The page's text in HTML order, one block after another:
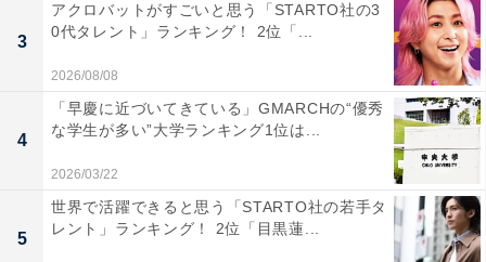
て、経済的な支援制度も充実しており、落ち着いた環境
とのバランスが魅力的です」（20代男性／福井県）、
「新幹線も停まるし、車を持っていることは必須かもし
れないが、自然もあり商業施設もあるのでいいかなと思
った」（30代男性／北海道）、「教育に力を入れている
県であり、情報関が素晴らしく整備されていると聞きま
した」（40代女性／大阪府）といった声が集まりまし
た。
3
アクロバットがすごいと思う「STARTO社の3
0代タレント」ランキング！ 2位「...
2026/08/08
4
「早慶に近づいてきている」GMARCHの“優秀
な学生が多い”大学ランキング1位は...
2026/03/22
5
世界で活躍できると思う「STARTO社の若手タ
レント」ランキング！ 2位「目黒蓮...